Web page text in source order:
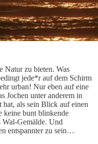
Natur zu bieten. Was
jede*r auf dem Schirm
urban! Nur eben auf eine
Jochen unter anderem in
hat, als sein Blick auf einen
keine bunt blinkende
Wal-Gemälde. Und
entspannter zu sein…